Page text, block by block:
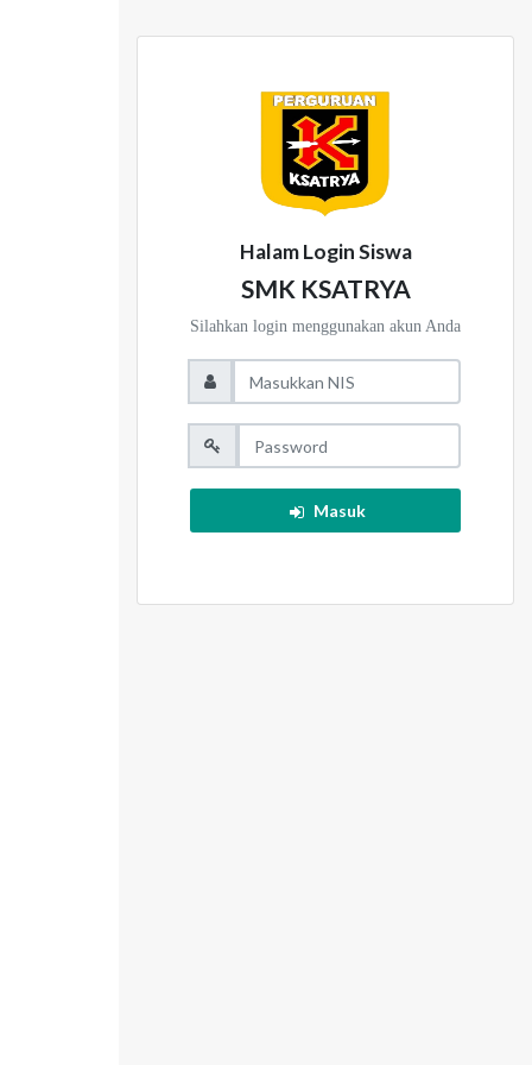
Halam Login Siswa
SMK KSATRYA
Silahkan login menggunakan akun Anda
Masuk